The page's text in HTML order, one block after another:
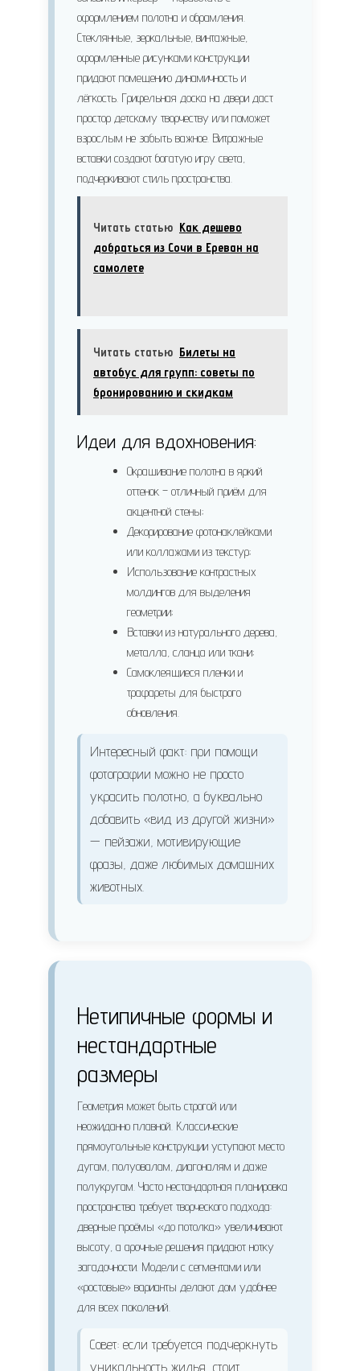
оформлением полотна и обрамления.
Стеклянные, зеркальные, винтажные,
оформленные рисунками конструкции
придают помещению динамичность и
лёгкость. Грифельная доска на двери даст
простор детскому творчеству или поможет
взрослым не забыть важное. Витражные
вставки создают богатую игру света,
подчеркивают стиль пространства.
Читать статью Как дешево
добраться из Сочи в Ереван на
самолете
Читать статью Билеты на
автобус для групп: советы по
бронированию и скидкам
Идеи для вдохновения:
Окрашивание полотна в яркий
оттенок – отличный приём для
акцентной стены;
Декорирование фотонаклейками
или коллажами из текстур;
Использование контрастных
молдингов для выделения
геометрии;
Вставки из натурального дерева,
металла, сланца или ткани;
Самоклеящиеся пленки и
трафареты для быстрого
обновления.
Интересный факт: при помощи
фотографии можно не просто
украсить полотно, а буквально
добавить «вид из другой жизни»
— пейзажи, мотивирующие
фразы, даже любимых домашних
животных.
Нетипичные формы и
нестандартные
размеры
Геометрия может быть строгой или
неожиданно плавной. Классические
прямоугольные конструкции уступают место
дугам, полуовалам, диагоналям и даже
полукругам. Часто нестандартная планировка
пространства требует творческого подхода:
дверные проёмы «до потолка» увеличивают
высоту, а арочные решения придают нотку
загадочности. Модели с сегментами или
«ростовые» варианты делают дом удобнее
для всех поколений.
Совет: если требуется подчеркнуть
уникальность жилья, стоит